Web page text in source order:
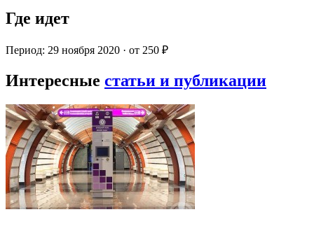
Где идет
Период: 29 ноября 2020 · от 250 ₽
Интересные статьи и публикации